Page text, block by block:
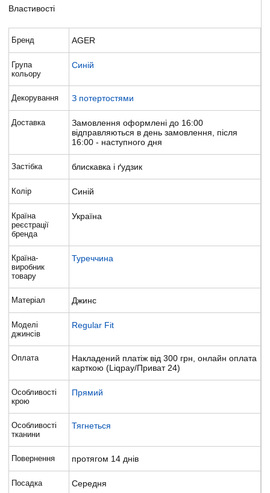
Властивості
Бренд AGER
Група
кольору
Синій
Декорування З потертостями
Доставка
Замовлення оформлені до 16:00
відправляються в день замовлення, після
16:00 - наступного дня
Застібка блискавка і ґудзик
Колір Синій
Країна
реєстрації
бренда
Україна
Країна-
виробник
товару
Туреччина
Матеріал Джинс
Моделі
джинсів
Regular Fit
Оплата
Накладений платіж від 300 грн, онлайн оплата
карткою (Liqpay/Приват 24)
Особливості
крою
Прямий
Особливості
тканини
Тягнеться
Повернення протягом 14 днів
Посадка Середня